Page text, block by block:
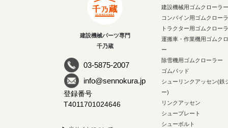
建設機械パーツ専門
千乃蔵
03-5875-2007
info@sennokura.jp
登録番号
T4011701024646
建設機械用ゴムクローラ
コンバイン用ゴムクロー
トラクター用ゴムクロー
運搬車・作業機用ゴムク
ー
除雪機用ゴムクローラー
ゴムパッド
シューリンクアッセン(鉄
ー)
リンクアッセン
シュープレート
シューボルト